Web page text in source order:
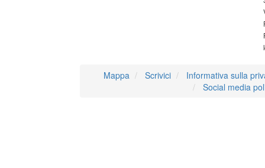
Mappa Scrivici
Informativa sulla
Social media